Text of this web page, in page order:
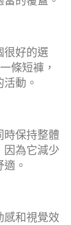
很好的選
條短褲，
動。
時保持整體
因為它減少
。
感和視覺效